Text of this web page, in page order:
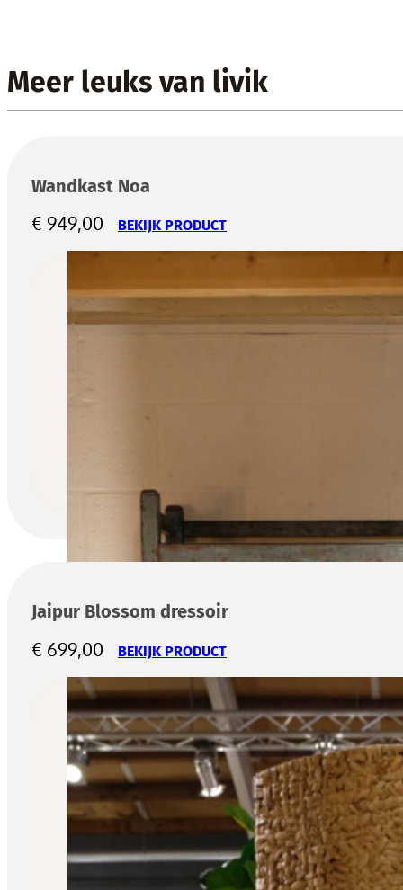
Meer leuks van livik
Wandkast Noa
€ 949,00 BEKIJK PRODUCT
Jaipur Blossom dressoir
€ 699,00 BEKIJK PRODUCT